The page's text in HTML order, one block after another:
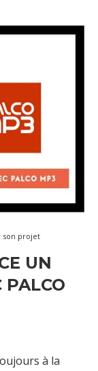
son projet
UN
PALCO
à la